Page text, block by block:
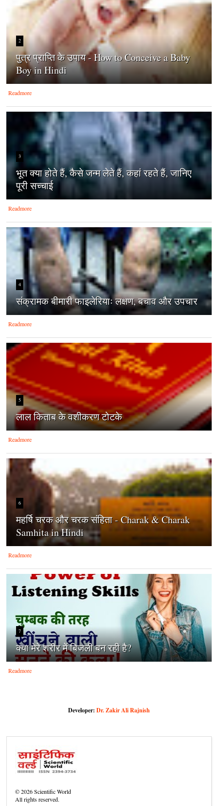
2
पुत्र प्राप्ति के उपाय - How to Conceive a Baby
Boy in Hindi
Readmore
3
भूत क्या होते हैं, कैसे जन्म लेते हैं, कहां रहते हैं, जानिए
पूरी सच्चाई
Readmore
4
संक्रामक बीमारी फाइलेरियाः लक्षण, बचाव और उपचार
Readmore
5
लाल किताब के वशीकरण टोटके
Readmore
6
महर्षि चरक और चरक संहिता - Charak & Charak
Samhita in Hindi
Readmore
7
क्‍या मेरे शरीर में बिजली बन रही है?
Readmore
Developer: Dr. Zakir Ali Rajnish
©2026Scientific World
All rights reserved.